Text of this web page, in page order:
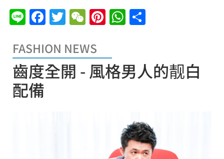
LineFacebook
Twitter
WeChat
Pinterest
WhatsApp
FASHION NEWS
齒度全開 - 風格男人的靓白
配備